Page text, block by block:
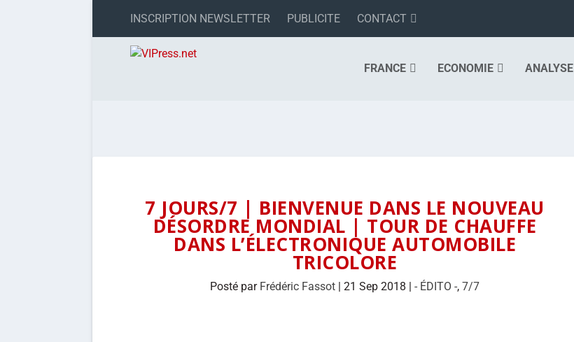
INSCRIPTION NEWSLETTER PUBLICITE CONTACT
FRANCE ECONOMIE ANALYSE
7 JOURS/7 | BIENVENUE DANS LE NOUVEAU
DÉSORDRE MONDIAL | TOUR DE CHAUFFE
DANS L’ÉLECTRONIQUE AUTOMOBILE
TRICOLORE
Posté par Frédéric Fassot |21 Sep 2018 |- ÉDITO -,7/7